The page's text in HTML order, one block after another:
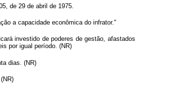
de 29 de abril de 1975.
a capacidade econômica do infrator."
investido de poderes de gestão, afastados
por igual período. (NR)
dias. (NR)